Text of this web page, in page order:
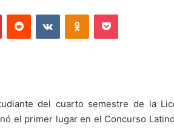
PinterestReddit VKontakteOdnoklassniki
Pocket
del cuarto semestre de la
el primer lugar en el Concurso